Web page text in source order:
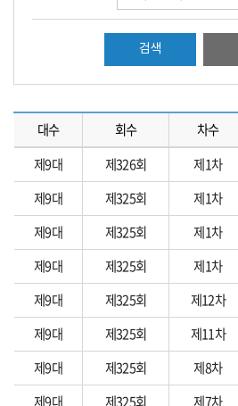
대수 회수 차수
제9대
제326회 제1차
제9대
제325회 제1차
제9대
제325회 제1차
제9대
제325회 제1차
제9대
제325회 제12차
제9대
제325회 제11차
제9대
제325회 제8차
제9대
제325회 제7차